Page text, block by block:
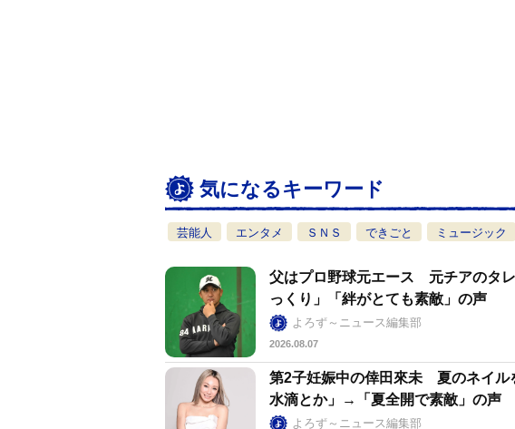
気になるキーワード
芸能人 エンタメ ＳＮＳ できごと ミュージック
父はプロ野球元エース 元チアのタ
っくり」「絆がとても素敵」の声
よろず～ニュース編集部
2026.08.07
第2子妊娠中の倖田來未 夏のネイル
水滴とか」→「夏全開で素敵」の声
よろず～ニュース編集部